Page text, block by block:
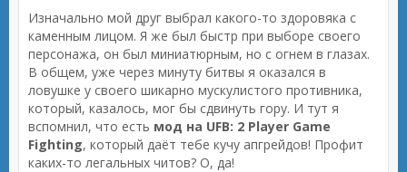
Изначально мой друг выбрал какого-то здоровяка с
каменным лицом. Я же был быстр при выборе своего
персонажа, он был миниатюрным, но с огнем в глазах.
В общем, уже через минуту битвы я оказался в
ловушке у своего шикарно мускулистого противника,
который, казалось, мог бы сдвинуть гору. И тут я
вспомнил, что есть мод на UFB: 2 Player Game
Fighting, который даёт тебе кучу апгрейдов! Профит
каких-то легальных читов? О, да!